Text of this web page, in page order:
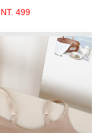
NT. 499